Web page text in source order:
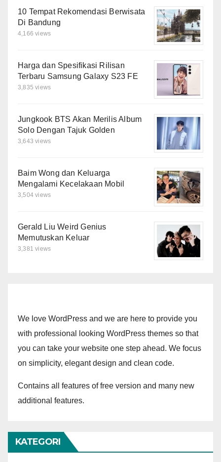
10 Tempat Rekomendasi Berwisata
Di Bandung
4,166 views
Harga dan Spesifikasi Rilisan
Terbaru Samsung Galaxy S23 FE
3,835 views
Jungkook BTS Akan Merilis Album
Solo Dengan Tajuk Golden
3,643 views
Baim Wong dan Keluarga
Mengalami Kecelakaan Mobil
3,504 views
Gerald Liu Weird Genius
Memutuskan Keluar
3,381 views
We love WordPress and we are here to provide you
with professional looking WordPress themes so that
you can take your website one step ahead. We focus
on simplicity, elegant design and clean code.
Contains all features of free version and many new
additional features.
KATEGORI